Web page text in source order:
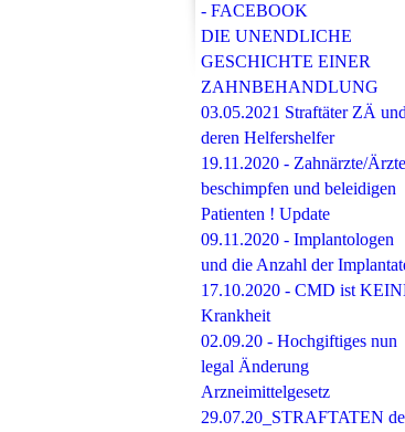
- FACEBOOK
DIE UNENDLICHE
GESCHICHTE EINER
ZAHNBEHANDLUNG
03.05.2021 Straftäter ZÄ und
deren Helfershelfer
19.11.2020 - Zahnärzte/Ärzte
beschimpfen und beleidigen
Patienten ! Update
09.11.2020 - Implantologen
und die Anzahl der
17.10.2020 - CMD ist
Krankheit
02.09.20 - Hochgiftiges nun
legal Änderung
Arzneimittelgesetz
29.07.20_STRAFTATEN